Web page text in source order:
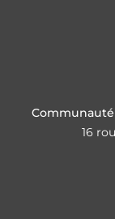
Communauté
16